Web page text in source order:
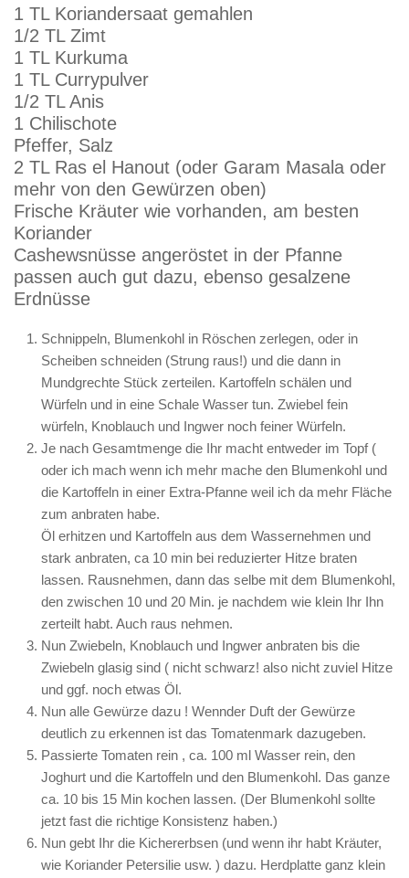
1 TL Koriandersaat gemahlen
1/2 TL Zimt
1 TL Kurkuma
1 TL Currypulver
1/2 TL Anis
1 Chilischote
Pfeffer, Salz
2 TL Ras el Hanout (oder Garam Masala oder
mehr von den Gewürzen oben)
Frische Kräuter wie vorhanden, am besten
Koriander
Cashewsnüsse angeröstet in der Pfanne
passen auch gut dazu, ebenso gesalzene
Erdnüsse
Schnippeln, Blumenkohl in Röschen zerlegen, oder in
Scheiben schneiden (Strung raus!) und die dann in
Mundgrechte Stück zerteilen. Kartoffeln schälen und
Würfeln und in eine Schale Wasser tun. Zwiebel fein
würfeln, Knoblauch und Ingwer noch feiner Würfeln.
Je nach Gesamtmenge die Ihr macht entweder im Topf (
oder ich mach wenn ich mehr mache den Blumenkohl und
die Kartoffeln in einer Extra-Pfanne weil ich da mehr Fläche
zum anbraten habe.
Öl erhitzen und Kartoffeln aus dem Wassernehmen und
stark anbraten, ca 10 min bei reduzierter Hitze braten
lassen. Rausnehmen, dann das selbe mit dem Blumenkohl,
den zwischen 10 und 20 Min. je nachdem wie klein Ihr Ihn
zerteilt habt. Auch raus nehmen.
Nun Zwiebeln, Knoblauch und Ingwer anbraten bis die
Zwiebeln glasig sind ( nicht schwarz! also nicht zuviel Hitze
und ggf. noch etwas Öl.
Nun alle Gewürze dazu ! Wennder Duft der Gewürze
deutlich zu erkennen ist das Tomatenmark dazugeben.
Passierte Tomaten rein , ca. 100 ml Wasser rein, den
Joghurt und die Kartoffeln und den Blumenkohl. Das ganze
ca. 10 bis 15 Min kochen lassen. (Der Blumenkohl sollte
jetzt fast die richtige Konsistenz haben.)
Nun gebt Ihr die Kichererbsen (und wenn ihr habt Kräuter,
wie Koriander Petersilie usw. ) dazu. Herdplatte ganz klein